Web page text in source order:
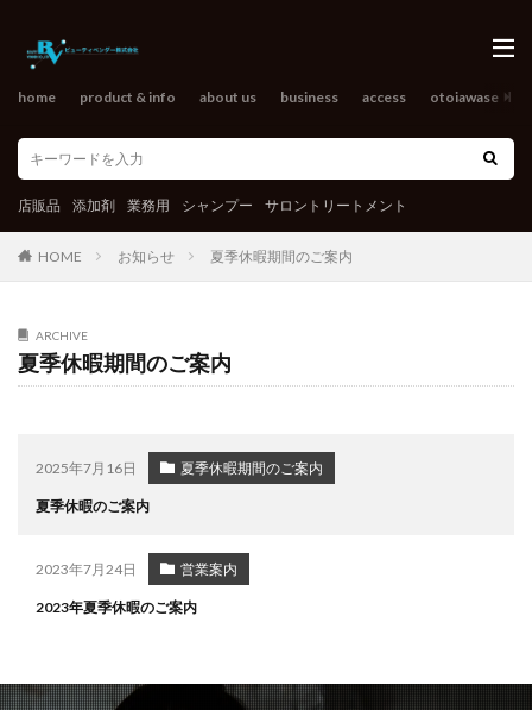
home product & info about us business access otoiawase
店販品 添加剤 業務用 シャンプー サロントリートメント
HOME お知らせ 夏季休暇期間のご案内
ARCHIVE
夏季休暇期間のご案内
2025年7月16日 夏季休暇期間のご案内
夏季休暇のご案内
2023年7月24日 営業案内
2023年夏季休暇のご案内